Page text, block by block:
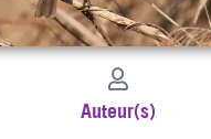
Auteur(s)